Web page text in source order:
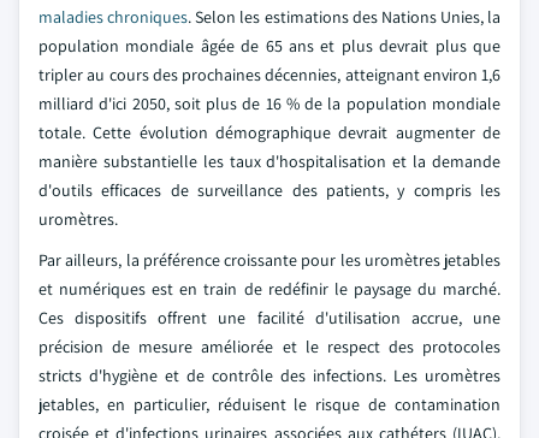
maladies chroniques. Selon les estimations des Nations Unies, la
population mondiale âgée de 65 ans et plus devrait plus que
tripler au cours des prochaines décennies, atteignant environ 1,6
milliard d'ici 2050, soit plus de 16 % de la population mondiale
totale. Cette évolution démographique devrait augmenter de
manière substantielle les taux d'hospitalisation et la demande
d'outils efficaces de surveillance des patients, y compris les
uromètres.
Par ailleurs, la préférence croissante pour les uromètres jetables
et numériques est en train de redéfinir le paysage du marché.
Ces dispositifs offrent une facilité d'utilisation accrue, une
précision de mesure améliorée et le respect des protocoles
stricts d'hygiène et de contrôle des infections. Les uromètres
jetables, en particulier, réduisent le risque de contamination
croisée et d'infections urinaires associées aux cathéters (IUAC),